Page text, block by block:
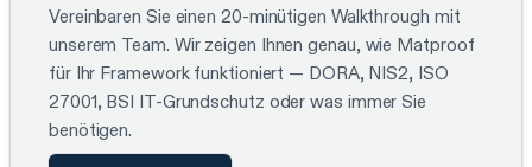
Vereinbaren Sie einen 20-minütigen Walkthrough mit
unserem Team. Wir zeigen Ihnen genau, wie Matproof
für Ihr Framework funktioniert — DORA, NIS2, ISO
27001, BSI IT-Grundschutz oder was immer Sie
benötigen.